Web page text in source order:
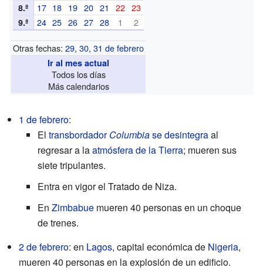
8.ª 17 18 19 20 21 22 23
9.ª 24 25 26 27 28 1 2
Otras fechas:29,30,31 de febrero
Ir al mes actual
Todos los días
Más calendarios
1 de febrero:
El transbordadorColumbiase desintegraal
regresar a laatmósfera de la Tierra; mueren sus
siete tripulantes.
Entra en vigor el Tratado de Niza.
En Zimbabue mueren 40 personas en un choque
de trenes.
2 de febrero: en Lagos, capital económica de Nigeria,
mueren 40 personas en la explosión de un edificio.